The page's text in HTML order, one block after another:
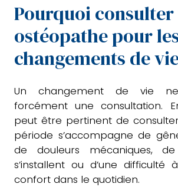
Pourquoi
ostéopathe pour
changements de
Un changement de vie
forcément une consultation.
peut être pertinent de
période s’accompagne de
de douleurs mécaniques,
s’installent ou d’une difficulté
confort dans le quotidien.